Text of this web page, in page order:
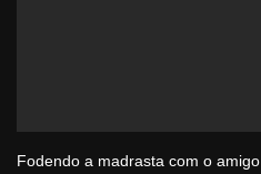
Fodendo a madrasta com o amigo